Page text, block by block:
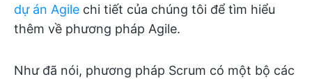
dự án Agile chi tiết của chúng tôi để tìm hiểu
thêm về phương pháp Agile.
Như đã nói, phương pháp Scrum có một bộ các